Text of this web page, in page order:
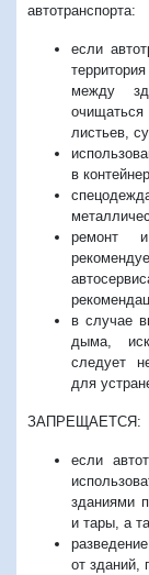
автотранспорта:
если
между
листьев,
в
ремонт и
в случае
дыма,
следует
для
ЗАПРЕЩАЕТСЯ:
если
зданиями
и тары, а
от зданий,